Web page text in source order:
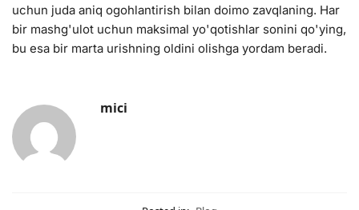
uchun juda aniq ogohlantirish bilan doimo zavqlaning. Har
bir mashg'ulot uchun maksimal yo'qotishlar sonini qo'ying,
bu esa bir marta urishning oldini olishga yordam beradi.
mici